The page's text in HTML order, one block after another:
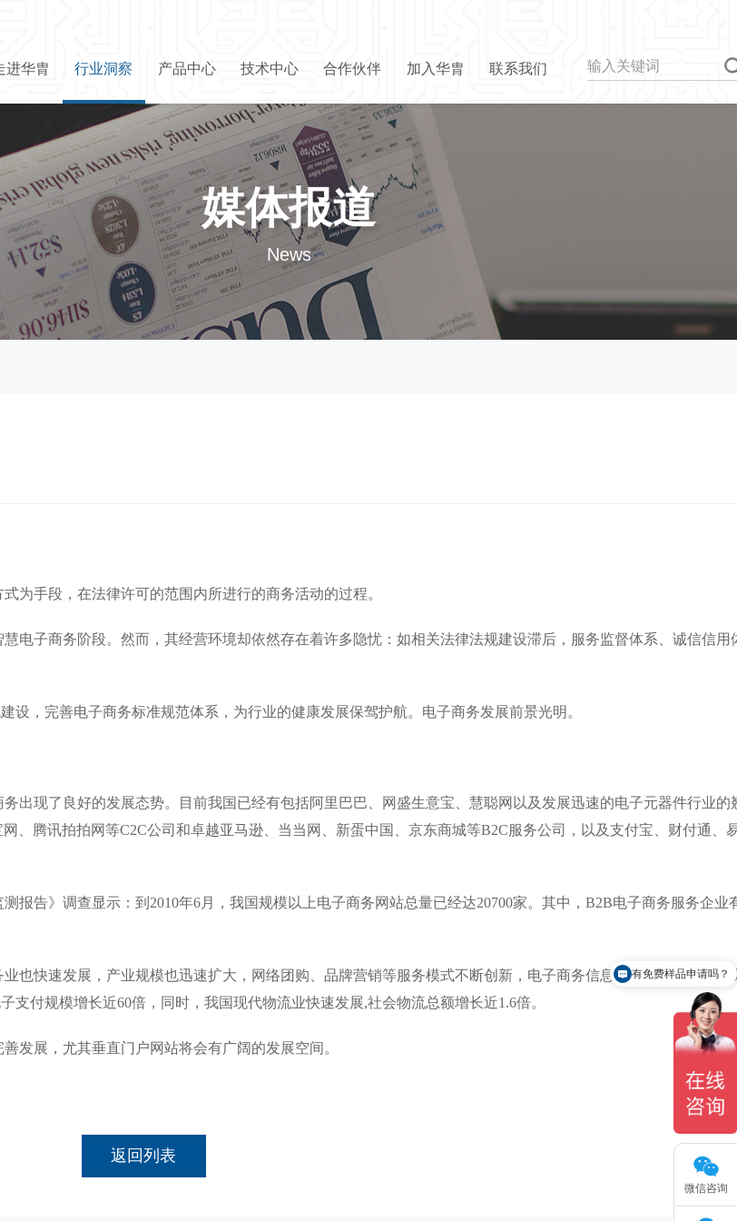
进华胄 行业洞察 产品中心 技术中心 合作伙伴 加入华胄 联系我们
媒体报道
News
式为手段，在法律许可的范围内所进行的商务活动的过程。
子商务阶段。然而，其经营环境却依然存在着许多隐忧：如相关法律法规建设滞后，服务监督体系、诚信信用
，完善电子商务标准规范体系，为行业的健康发展保驾护航。电子商务发展前景光明。
现了良好的发展态势。目前我国已经有包括阿里巴巴、网盛生意宝、慧聪网以及发展迅速的电子元器件行业的
、腾讯拍拍网等C2C公司和卓越亚马逊、当当网、新蛋中国、京东商城等B2C服务公司，以及支付宝、财付通、
告》调查显示：到2010年6月，我国规模以上电子商务网站总量已经达20700家。其中，B2B电子商务服务企业
快速发展，产业规模也迅速扩大，网络团购、品牌营销等服务模式不断创新，电子商务信息、交易和技术等服
付规模增长近60倍，同时，我国现代物流业快速发展,社会物流总额增长近1.6倍。
展，尤其垂直门户网站将会有广阔的发展空间。
返回列表
微信咨询
怎么联系你们？